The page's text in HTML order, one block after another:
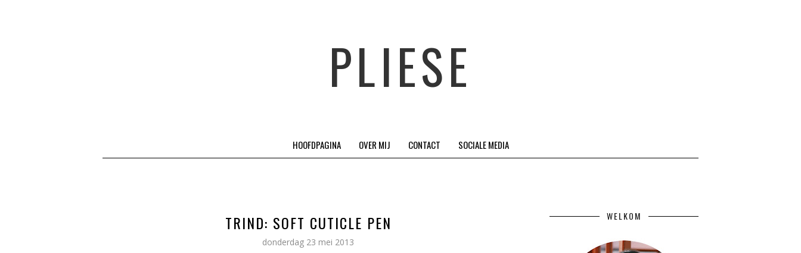
PLIESE
HOOFDPAGINA OVER MIJ CONTACT SOCIALE MEDIA
TRIND: SOFT CUTICLE PEN
donderdag 23 mei 2013
WELKOM